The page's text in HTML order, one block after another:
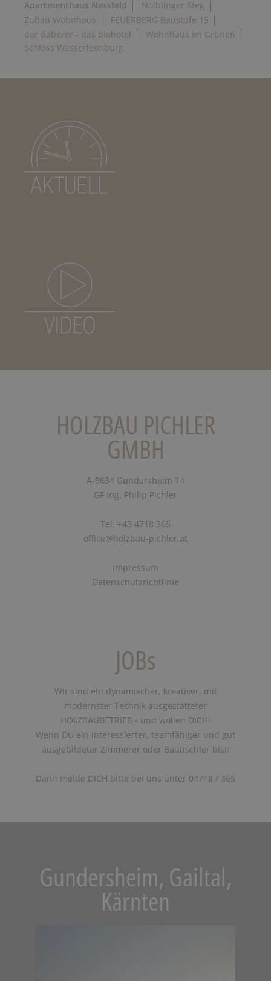
Apartmenthaus Nassfeld
Nölblinger Steg
Zubau Wohnhaus
FEUERBERG Baustufe 15
der daberer - das biohotel
Wohnhaus im Grünen
Schloss Wasserleonburg
HOLZBAU PICHLER
GMBH
A-9634 Gundersheim 14
GF Ing. Philip Pichler
Tel. +43 4718 365
office@holzbau-pichler.at
Impressum
Datenschutzrichtlinie
JOBs
Wir sind ein dynamischer, kreativer, mit
modernster Technik ausgestatteter
HOLZBAUBETRIEB - und wollen DICH!
Wenn DU ein interessierter, teamfähiger und gut
ausgebildeter Zimmerer oder Bautischler bist!
Dann melde DICH bitte bei uns unter 04718 / 365
Gundersheim, Gailtal,
Kärnten